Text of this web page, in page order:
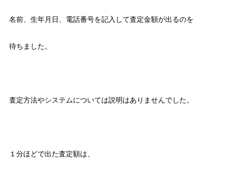
名前、生年月日、電話番号を記入して査定金額が出るのを
待ちました。
査定方法やシステムについては説明はありませんでした。
１分ほどで出た査定額は、